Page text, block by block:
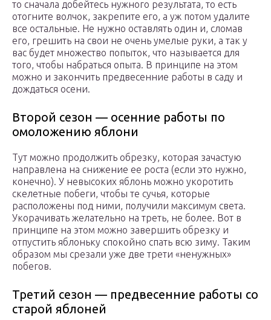
то сначала добейтесь нужного результата, то есть
отогните волчок, закрепите его, а уж потом удалите
все остальные. Не нужно оставлять один и, сломав
его, грешить на свои не очень умелые руки, а так у
вас будет множество попыток, что называется для
того, чтобы набраться опыта. В принципе на этом
можно и закончить предвесенние работы в саду и
дождаться осени.
Второй сезон — осенние работы по
омоложению яблони
Тут можно продолжить обрезку, которая зачастую
направлена на снижение ее роста (если это нужно,
конечно). У невысоких яблонь можно укоротить
скелетные побеги, чтобы те сучья, которые
расположены под ними, получили максимум света.
Укорачивать желательно на треть, не более. Вот в
принципе на этом можно завершить обрезку и
отпустить яблоньку спокойно спать всю зиму. Таким
образом мы срезали уже две трети «ненужных»
побегов.
Третий сезон — предвесенние работы со
старой яблоней